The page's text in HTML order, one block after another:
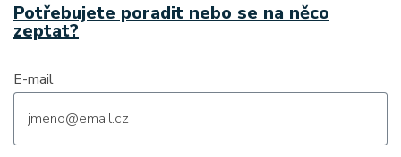
Potřebujete poradit nebo se na něco
zeptat?
E-mail